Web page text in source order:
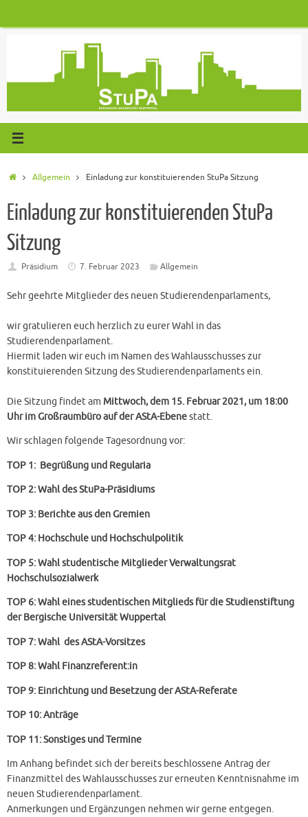
StartAllgemein Einladung zur konstituierenden StuPa Sitzung
Einladung zur konstituierenden StuPa
Sitzung
Präsidium 7. Februar 2023 Allgemein
Sehr geehrte Mitglieder des neuen Studierendenparlaments,
wir gratulieren euch herzlich zu eurer Wahl in das
Studierendenparlament.
Hiermit laden wir euch im Namen des Wahlausschusses zur
konstituierenden Sitzung des Studierendenparlaments ein.
Die Sitzung findet am Mittwoch, dem 15. Februar 2021, um 18:00
Uhr im Großraumbüro auf der AStA-Ebenestatt.
Wir schlagen folgende Tagesordnung vor:
TOP 1: Begrüßung und Regularia
TOP 2: Wahl des StuPa-Präsidiums
TOP 3: Berichte aus den Gremien
TOP 4: Hochschule und Hochschulpolitik
TOP 5: Wahl studentische Mitglieder Verwaltungsrat
Hochschulsozialwerk
TOP 6: Wahl eines studentischen Mitglieds für die Studienstiftung
der Bergische Universität Wuppertal
TOP 7: Wahl des AStA-Vorsitzes
TOP 8: Wahl Finanzreferent:in
TOP 9: Einrichtung und Besetzung der AStA-Referate
TOP 10: Anträge
TOP 11: Sonstiges und Termine
Im Anhang befindet sich der bereits beschlossene Antrag der
Finanzmittel des Wahlausschusses zur erneuten Kenntnisnahme im
neuen Studierendenparlament.
Anmerkungen und Ergänzungen nehmen wir gerne entgegen.